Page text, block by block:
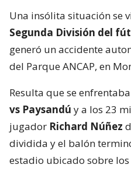
Una insólita situación se
Segunda División del
generó un accidente
del Parque ANCAP, en
Resulta que se
vs Paysandú y a los 23
jugador Richard Núñez
dividida y el balón
estadio ubicado sobre